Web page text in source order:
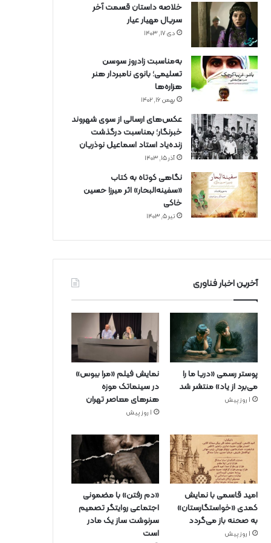
خلاصه داستان قسمت آخر
سریال مهیار عیار
دی ۱۷, ۱۴۰۳
به‌مناسبت زادروز سوسن
تسلیمی؛ بانوی نامبردار هنر
هزاره‌ها
بهمن ۱۶, ۱۴۰۲
عکس‌های ارسالی از سوی شهروند
خبرنگار؛ بمناسبت درگذشت
زنده‌یاد استاد اسماعیل نوذریان
آذر ۱۵, ۱۴۰۳
نگاهی کوتاه به کتاب
«سفینه‌البحار» اثر میرزا حسین
خاکی
تیر ۵, ۱۴۰۳
آخرین اخبار فناوری
پوستر رسمی «دریا ما را
می‌برد از یاد» منتشر شد
1 روز پیش
نمایش فیلم «مرا ببوس»
در سینماتک موزه
هنرهای معاصر تهران
1 روز پیش
امید قاسمی با نمایش
کمدی «خواستگارستان»
به صحنه باز می‌گردد
1 روز پیش
«دم رفتن» با مضمونی
اجتماعی روایتگر تصمیم
سرنوشت ساز یک مادر
است